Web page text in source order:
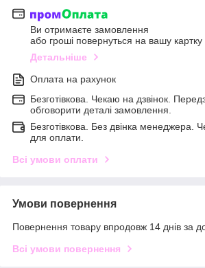
Ви отримаєте замовлення
або гроші повернуться на вашу картку
Детальніше
Оплата на рахунок
Безготівкова. Чекаю на дзвінок.
обговорити деталі замовлення.
Безготівкова. Без двінка менеджера.
для оплати.
Всі умови оплати
Умови повернення
Повернення товару впродовж 14 днів за
Всі умови повернення